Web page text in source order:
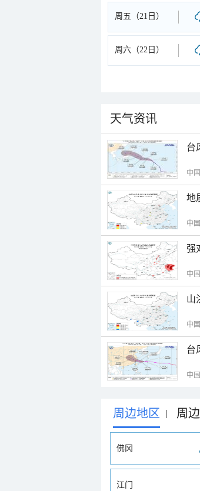
周五（21日）
周六（22日）
天气资讯
台
中
地
中
强
中
山
中
台
中
周边地区 | 周
佛冈
江门